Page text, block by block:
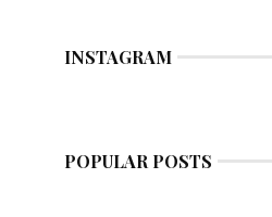
INSTAGRAM
POPULAR POSTS